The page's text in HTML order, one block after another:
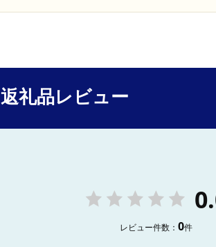
返礼品レビュー
レビュー件数： 0件